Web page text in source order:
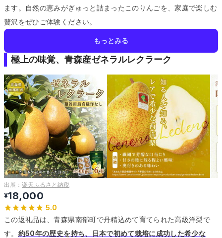
ます。
自然の恵みがぎゅっと詰まったこのりんごを、家庭で楽しむ
贅沢をぜひご体験ください。
もっとみる
極上の味覚、青森産ゼネラルレクラーク
出展： 楽天ふるさと納税
¥18,000
5.0
この返礼品は、青森県南部町で丹精込めて育てられた高級洋梨で
す。 約50年の歴史を持ち、日本で初めて栽培に成功した希少な